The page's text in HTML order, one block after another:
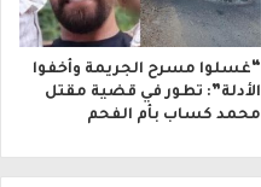
“غسلوا مسرح الجريمة وأخفوا
الأدلة”: تطور في قضية مقتل
محمد كساب بأم الفحم